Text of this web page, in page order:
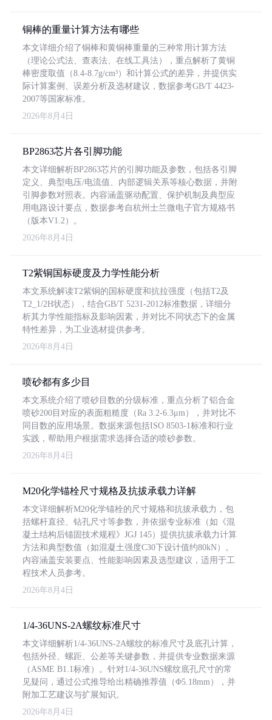
铜棒的重量计算方法有哪些
本文详细介绍了铜棒和黄铜棒重量的三种常用计算方法
（理论公式法、查表法、在线工具法），重点解析了黄铜
棒密度取值（8.4-8.7g/cm³）和计算公式的差异，并提供实
际计算案例、误差分析及选材建议，数据参考GB/T 4423-
2007等国家标准。
2026年8月4日
BP2863芯片各引脚功能
本文详细解析BP2863芯片的引脚功能及参数，包括各引脚
定义、典型电压/电流值、内部逻辑关系等核心数据，并附
引脚参数对照表。内容涵盖驱动配置、保护机制及典型应
用电路设计要点，数据参考自杭州士兰微电子官方规格书
（版本V1.2）。
2026年8月4日
T2紫铜国标硬度及力学性能分析
本文系统解读T2紫铜的国标硬度和抗拉强度（包括T2及
T2_1/2H状态），结合GB/T 5231-2012标准数据，详细分
析其力学性能指标及影响因素，并对比不同状态下的金属
特性差异，为工业选材提供参考。
2026年8月4日
喷砂都有多少目
本文系统介绍了喷砂目数的分级标准，重点分析了铝合金
喷砂200目对应的表面粗糙度（Ra 3.2-6.3μm），并对比不
同目数的应用场景。数据来源包括ISO 8503-1标准和行业
实践，帮助用户根据需求选择合适的喷砂参数。
2026年8月4日
M20化学锚栓尺寸规格及抗拔承载力详解
本文详细解析M20化学锚栓的尺寸规格和抗拔承载力，包
括螺杆直径、钻孔尺寸等参数，并依据专业标准（如《混
凝土结构后锚固技术规程》JGJ 145）提供抗拔承载力计算
方法和典型数值（如混凝土强度C30下设计值约80kN）。
内容涵盖安装要点、性能影响因素及选型建议，适用于工
程技术人员参考。
2026年8月4日
1/4-36UNS-2A螺纹标准尺寸
本文详细解析1/4-36UNS-2A螺纹的标准尺寸及底孔计算，
包括外径、螺距、公差等关键参数，并提供专业数据来源
（ASME B1.1标准）。针对1/4-36UNS螺纹底孔尺寸的常
见疑问，通过公式推导给出精确推荐值（Φ5.18mm），并
附加工艺建议与扩展知识。
2026年8月4日